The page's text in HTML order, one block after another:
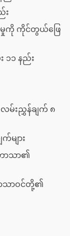
း
မှုကို ကိုင်တွယ်ဖြေ
၁၁ နည်း
လမ်းညွှန်ချက် ၈
များ
ာသာ၏
ာသာဝင်တို့၏